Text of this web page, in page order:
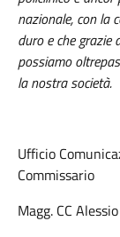
nazionale, con la
duro e che grazie
possiamo
la nostra società.
Ufficio
Commissario
Magg. CC